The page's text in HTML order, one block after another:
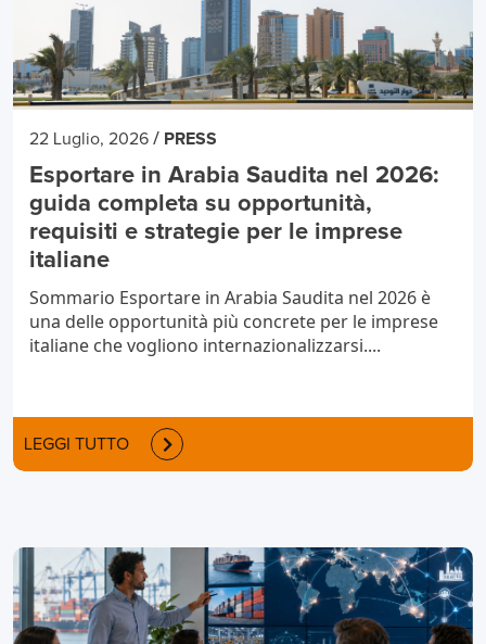
22 Luglio, 2026 / PRESS
Esportare in Arabia Saudita nel 2026:
guida completa su opportunità,
requisiti e strategie per le imprese
italiane
Sommario Esportare in Arabia Saudita nel 2026 è
una delle opportunità più concrete per le imprese
italiane che vogliono internazionalizzarsi....
LEGGI TUTTO